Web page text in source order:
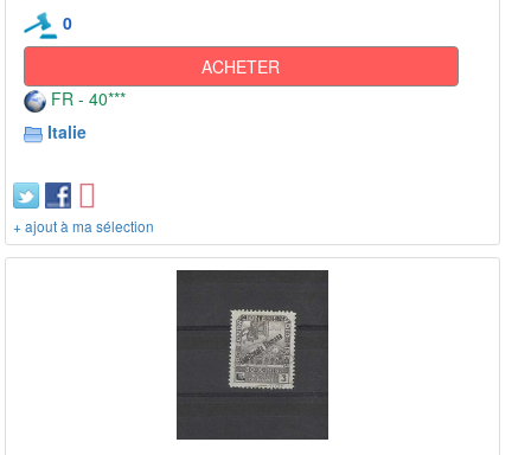
0
ACHETER
FR - 40***
Italie
+ ajout à ma sélection